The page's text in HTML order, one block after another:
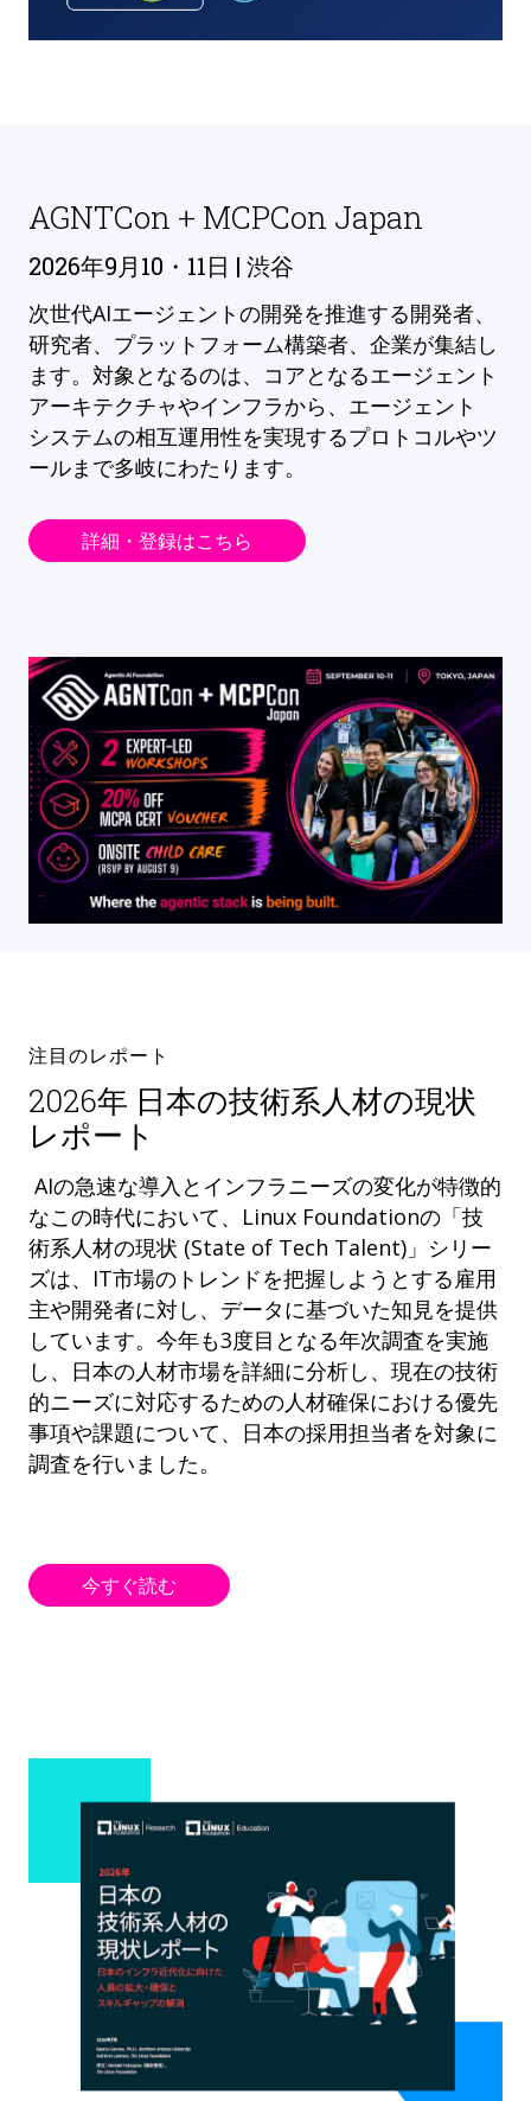
AGNTCon + MCPCon Japan
2026年9月10・11日 | 渋谷
次世代AIエージェントの開発を推進する開発者、
研究者、プラットフォーム構築者、企業が集結し
ます。対象となるのは、コアとなるエージェント
アーキテクチャやインフラから、エージェント
システムの相互運用性を実現するプロトコルやツ
ールまで多岐にわたります。
詳細・登録はこちら
注目のレポート
2026年 日本の技術系人材の現状
レポート
AIの急速な導入とインフラニーズの変化が特徴的
なこの時代において、Linux Foundationの「技
術系人材の現状 (State of Tech Talent)」シリー
ズは、IT市場のトレンドを把握しようとする雇用
主や開発者に対し、データに基づいた知見を提供
しています。今年も3度目となる年次調査を実施
し、日本の人材市場を詳細に分析し、現在の技術
的ニーズに対応するための人材確保における優先
事項や課題について、日本の採用担当者を対象に
調査を行いました。
今すぐ読む